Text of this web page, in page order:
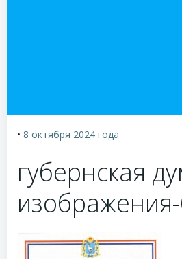
• 8 октября 2024 года
губернская